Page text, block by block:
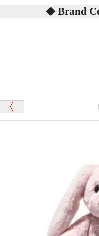
記載しておりますの
ディベアがいます。
「スクエーカー内蔵」
探してみてください。
シュタイフ社製品の
当店はネット販売で
海外からのお取り寄
んと届きますか？
「前に買ったこと
千葉県 U
「ChatGPTを利用
んを
Brand